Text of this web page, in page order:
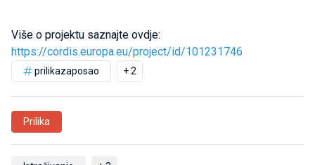
Više o projektu saznajte ovdje:
https://cordis.europa.eu/project/id/101231746
prilikazaposao + 2
Prilika